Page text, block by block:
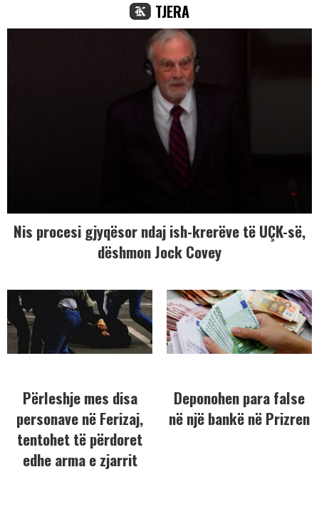
TJERA
Nis procesi gjyqësor ndaj ish-krerëve të UÇK-së,
dëshmon Jock Covey
Përleshje mes disa
personave në Ferizaj,
tentohet të përdoret
edhe arma e zjarrit
Deponohen para false
në një bankë në Prizren